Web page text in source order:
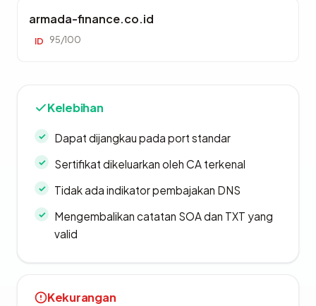
armada-finance.co.id
ID 95/100
Kelebihan
Dapat dijangkau pada port standar
Sertifikat dikeluarkan oleh CA terkenal
Tidak ada indikator pembajakan DNS
Mengembalikan catatan SOA dan TXT yang
valid
Kekurangan